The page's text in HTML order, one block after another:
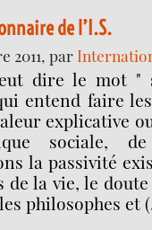
de l’I.S.
2011, par
dire le mot
entend faire
explicative
sociale, de
la passivité
de la vie, le
philosophes et